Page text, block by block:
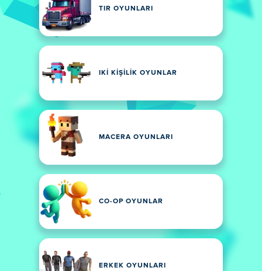
TIR OYUNLARI
IKI KIŞILIK OYUNLAR
MACERA OYUNLARI
CO-OP OYUNLAR
ERKEK OYUNLARI